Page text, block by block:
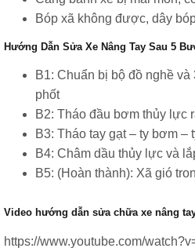
Bóp xã không được, dây
Hướng Dẫn Sửa Xe Nâng Tay Sau 5
B1: Chuẩn bị bộ đồ nghề
phốt
B2: Tháo đầu bơm thủy lực
B3: Tháo tay gạt – ty bơm –
B4: Châm dầu thủy lực và
B5: (Hoàn thành): Xã gió
Video hướng dẫn sửa chữa xe nâng
https://www.youtube.com/